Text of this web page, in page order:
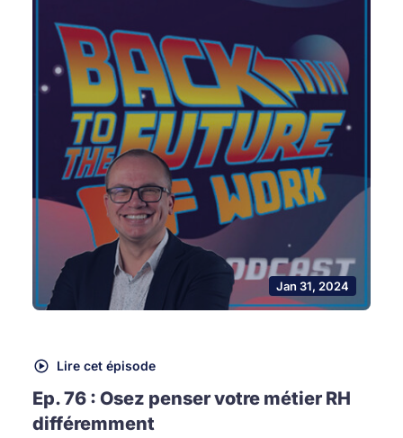
Jan 31, 2024
Lire cet épisode
Ep. 76 : Osez penser votre métier RH
différemment